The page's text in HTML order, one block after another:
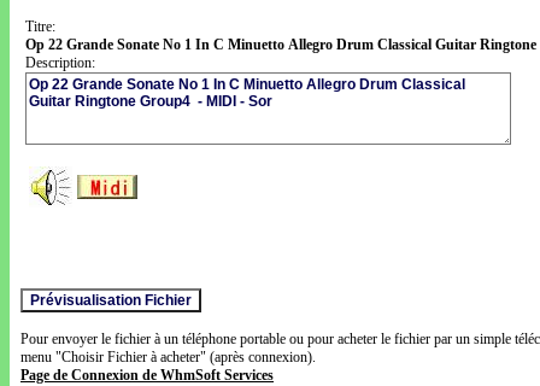
Titre:
Op 22 Grande Sonate No 1 In C Minuetto Allegro Drum Classical Guitar
Description:
Pour envoyer le fichier à un téléphone portable ou pour acheter le fichier par un simple
menu "Choisir Fichier à acheter" (après connexion).
Page de Connexion de WhmSoft Services